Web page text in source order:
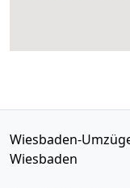
Wiesbaden-
Wiesbaden